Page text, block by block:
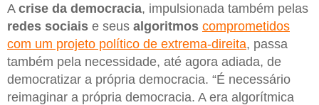
A crise da democracia, impulsionada também pelas
redes sociais e seus algoritmos comprometidos
com um projeto político de extrema-direita, passa
também pela necessidade, até agora adiada, de
democratizar a própria democracia. “É necessário
reimaginar a própria democracia. A era algorítmica